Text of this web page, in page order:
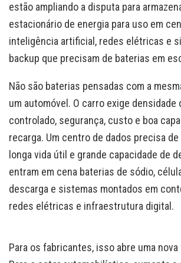
estão ampliando a disputa para
estacionário de energia para uso em
inteligência artificial, redes elétricas e
backup que precisam de baterias em
Não são baterias pensadas com a
um automóvel. O carro exige densidade
controlado, segurança, custo e boa
recarga. Um centro de dados precisa
longa vida útil e grande capacidade de
entram em cena baterias de sódio,
descarga e sistemas montados em
redes elétricas e infraestrutura digital.
Para os fabricantes, isso abre uma